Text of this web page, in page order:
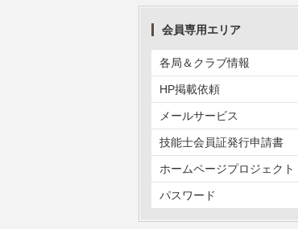
会員専用エリア
各局＆クラブ情報
HP掲載依頼
メールサービス
技能士会員証発行申請書
ホームページプロジェクト
パスワード